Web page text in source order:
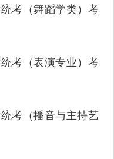
考（舞蹈学类）考
考（表演专业）考
考（播音与主持艺